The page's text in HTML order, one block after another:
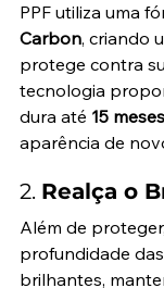
PPF utiliza uma
Carbon, criando
protege contra
tecnologia
dura até 15 meses
aparência de
2. Realça o
Além de
profundidade
brilhantes,